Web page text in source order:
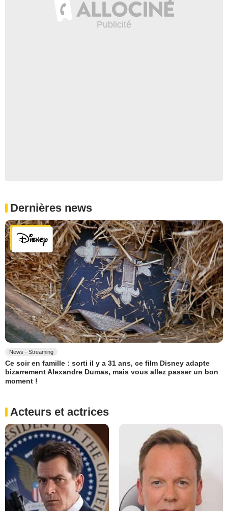
Dernières news
News - Streaming
Ce soir en famille : sorti il y a 31 ans, ce film Disney adapte
bizarrement Alexandre Dumas, mais vous allez passer un bon
moment !
Acteurs et actrices